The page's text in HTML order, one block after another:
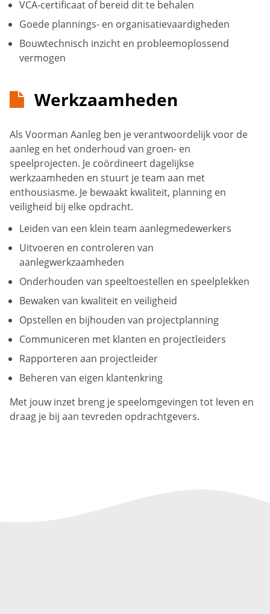
VCA-certificaat of bereid dit te behalen
Goede plannings- en organisatievaardigheden
Bouwtechnisch inzicht en probleemoplossend
vermogen
Werkzaamheden
Als Voorman Aanleg ben je verantwoordelijk voor de
aanleg en het onderhoud van groen- en
speelprojecten. Je coördineert dagelijkse
werkzaamheden en stuurt je team aan met
enthousiasme. Je bewaakt kwaliteit, planning en
veiligheid bij elke opdracht.
Leiden van een klein team aanlegmedewerkers
Uitvoeren en controleren van
aanlegwerkzaamheden
Onderhouden van speeltoestellen en speelplekken
Bewaken van kwaliteit en veiligheid
Opstellen en bijhouden van projectplanning
Communiceren met klanten en projectleiders
Rapporteren aan projectleider
Beheren van eigen klantenkring
Met jouw inzet breng je speelomgevingen tot leven en
draag je bij aan tevreden opdrachtgevers.